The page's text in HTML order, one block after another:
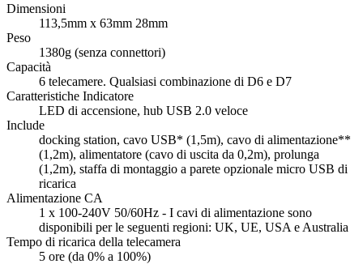
Dimensioni
113,5mm x 63mm 28mm
Peso
1380g (senza connettori)
Capacità
6 telecamere. Qualsiasi combinazione di D6 e D7
Caratteristiche Indicatore
LED di accensione, hub USB 2.0 veloce
Include
docking station, cavo USB* (1,5m), cavo di alimentazione**
(1,2m), alimentatore (cavo di uscita da 0,2m), prolunga
(1,2m), staffa di montaggio a parete opzionale micro USB di
ricarica
Alimentazione CA
1 x 100-240V 50/60Hz - I cavi di alimentazione sono
disponibili per le seguenti regioni: UK, UE, USA e Australia
Tempo di ricarica della telecamera
5 ore (da 0% a 100%)